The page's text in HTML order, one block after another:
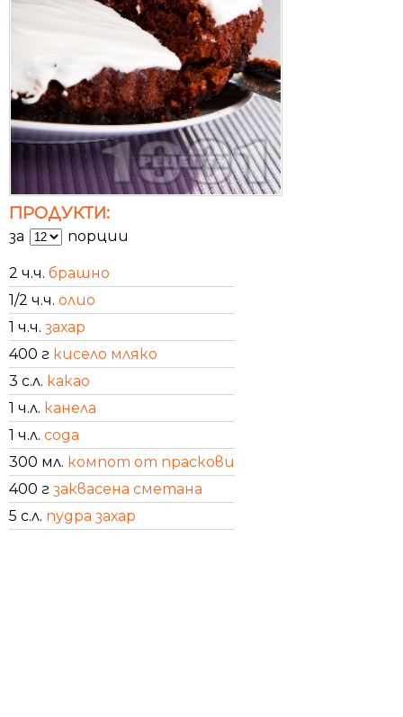
ПРОДУКТИ:
за порции
2 ч.ч. брашно
1/2 ч.ч. олио
1 ч.ч. захар
400 г кисело мляко
3 с.л. какао
1 ч.л. канела
1 ч.л. сода
300 мл. компот от праскови
400 г заквасена сметана
5 с.л. пудра захар